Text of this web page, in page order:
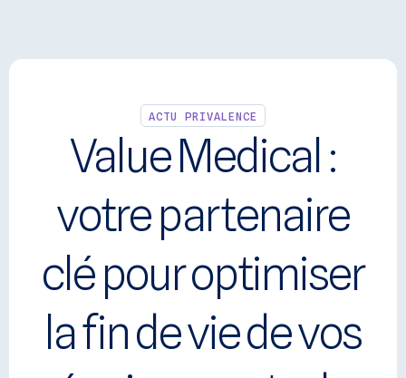
ACTU PRIVALENCE
Value Medical :
votre partenaire
clé pour optimiser
la fin de vie de vos